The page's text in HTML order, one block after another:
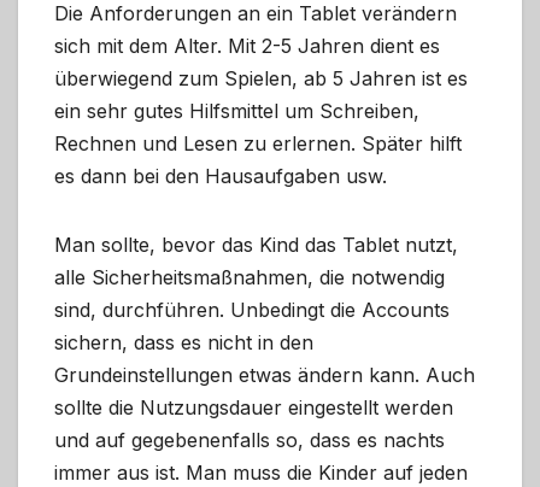
Die Anforderungen an ein Tablet verändern
sich mit dem Alter. Mit 2-5 Jahren dient es
überwiegend zum Spielen, ab 5 Jahren ist es
ein sehr gutes Hilfsmittel um Schreiben,
Rechnen und Lesen zu erlernen. Später hilft
es dann bei den Hausaufgaben usw.
Man sollte, bevor das Kind das Tablet nutzt,
alle Sicherheitsmaßnahmen, die notwendig
sind, durchführen. Unbedingt die Accounts
sichern, dass es nicht in den
Grundeinstellungen etwas ändern kann. Auch
sollte die Nutzungsdauer eingestellt werden
und auf gegebenenfalls so, dass es nachts
immer aus ist. Man muss die Kinder auf jeden